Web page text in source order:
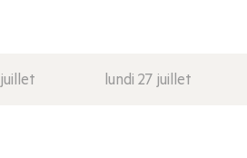
lundi 27 juillet